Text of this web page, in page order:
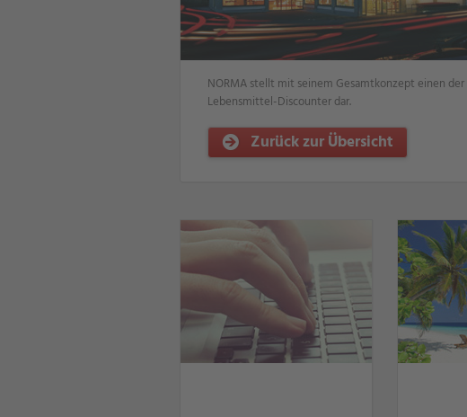
NORMA stellt mit seinem Gesamtkonzept einen
Lebensmittel-Discounter dar.
Zurück zur Übersicht